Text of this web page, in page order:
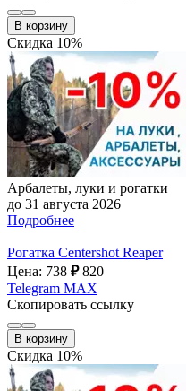
В корзину
Скидка 10%
Арбалеты, луки и рогатки
до 31 августа 2026
Подробнее
Рогатка Centershot Reaper
Цена: 738 ₽ 820
Telegram MAX
Скопировать ссылку
В корзину
Скидка 10%